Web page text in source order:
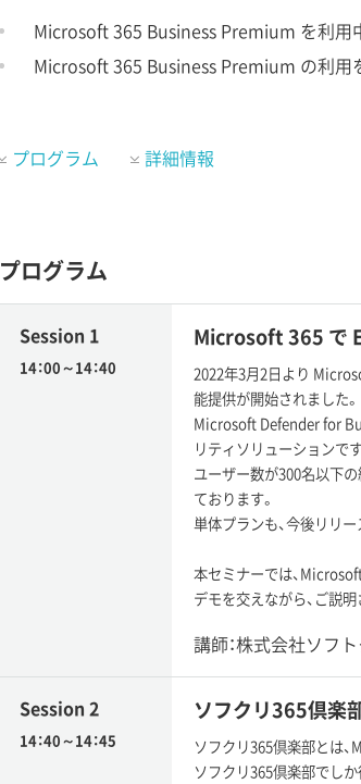
Microsoft 365 Business Premium を利用
Microsoft 365 Business Premium の利用
プログラム 詳細情報
プログラム
Session 1
14：00～14：40
Microsoft 365 で
2022年3月2日より
能提供が開始されました。
Microsoft Defender for
リティソリューションです
ユーザー数が300名以下
ております。
単体プランも、今後リリ
本セミナーでは、
デモを交えながら、ご説明
講師：株式会社ソフ
Session 2
14：40～14：45
ソフクリ365倶楽
ソフクリ365倶楽部とは
ソフクリ365倶楽部でし